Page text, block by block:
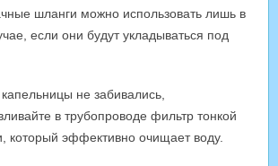
шланги можно использовать лишь в
если они будут укладываться под
не забивались,
в трубопроводе фильтр тонкой
который эффективно очищает воду.